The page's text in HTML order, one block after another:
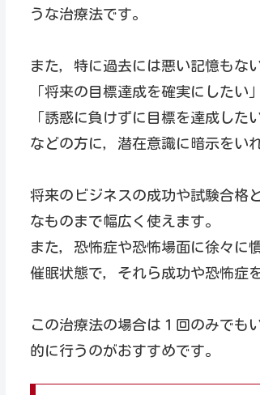
うな治療法です。
また，特に過去には悪い記憶もな
「将来の目標達成を確実にしたい」
「誘惑に負けずに目標を達成したい
などの方に，潜在意識に暗示をい
将来のビジネスの成功や試験合格
なものまで幅広く使えます。
また，恐怖症や恐怖場面に徐々に
催眠状態で，それら成功や恐怖症
この治療法の場合は１回のみでも
的に行うのがおすすめです。